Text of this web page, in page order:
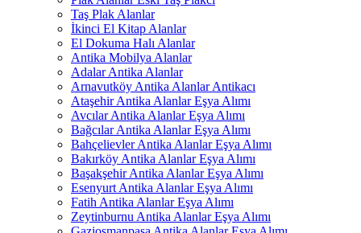
Taş Plak Alanlar
İkinci El Kitap Alanlar
El Dokuma Halı Alanlar
Antika Mobilya Alanlar
Adalar Antika Alanlar
Arnavutköy Antika Alanlar Antikacı
Ataşehir Antika Alanlar Eşya Alımı
Avcılar Antika Alanlar Eşya Alımı
Bağcılar Antika Alanlar Eşya Alımı
Bahçelievler Antika Alanlar Eşya Alımı
Bakırköy Antika Alanlar Eşya Alımı
Başakşehir Antika Alanlar Eşya Alımı
Esenyurt Antika Alanlar Eşya Alımı
Fatih Antika Alanlar Eşya Alımı
Zeytinburnu Antika Alanlar Eşya Alımı